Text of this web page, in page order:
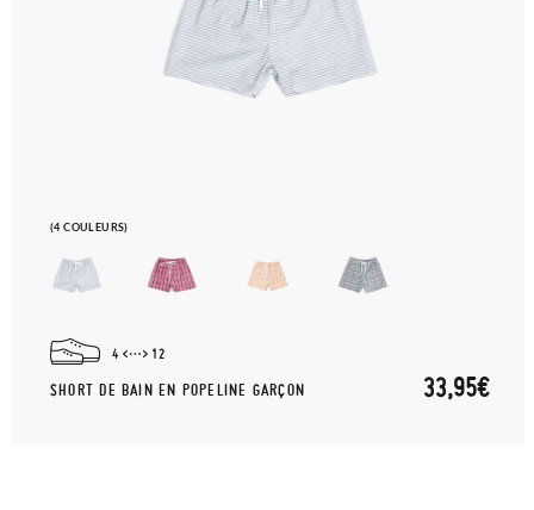
(4 COULEURS)
4 12
SHORT DE BAIN EN POPELINE GARÇON 33,95€